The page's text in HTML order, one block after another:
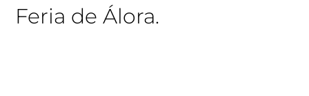
Feria de Álora.